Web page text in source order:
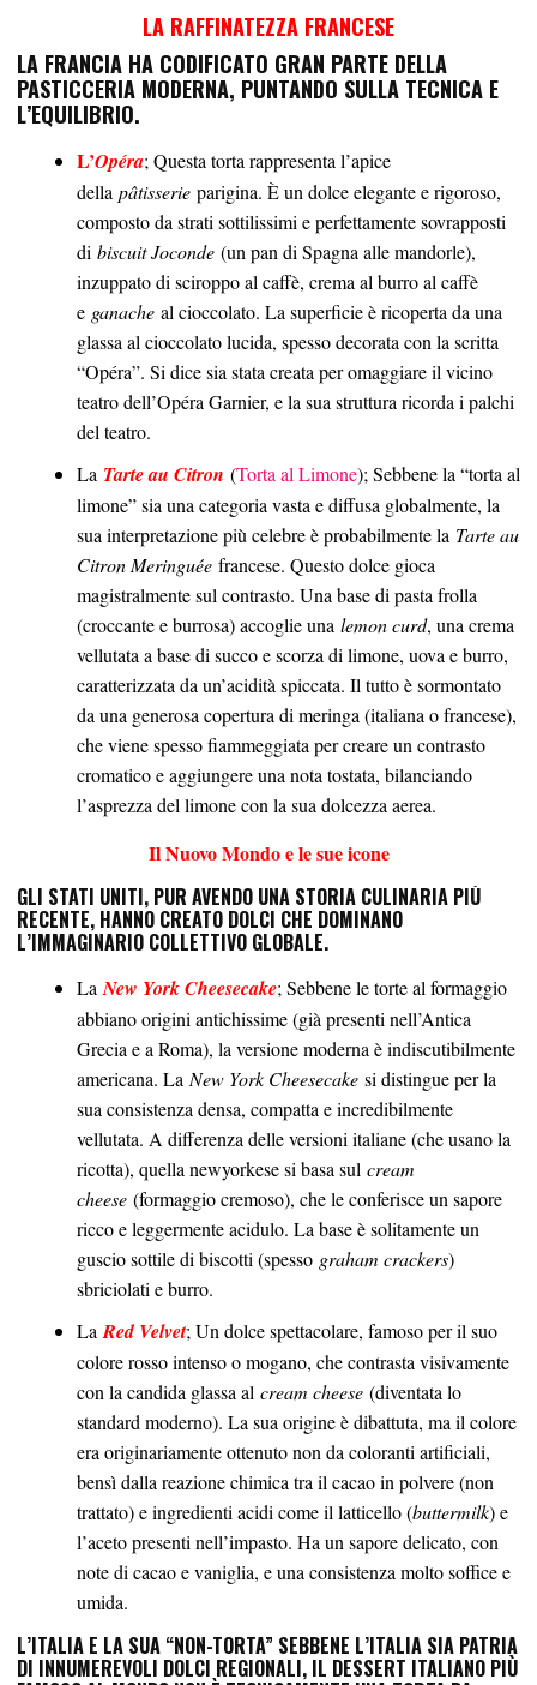
LA RAFFINATEZZA FRANCESE
LA FRANCIA HA CODIFICATO GRAN PARTE DELLA
PASTICCERIA MODERNA, PUNTANDO SULLA TECNICA E
L’EQUILIBRIO.
L’Opéra; Questa torta rappresenta l’apice
della pâtisserie parigina. È un dolce elegante e rigoroso,
composto da strati sottilissimi e perfettamente sovrapposti
di biscuit Joconde (un pan di Spagna alle mandorle),
inzuppato di sciroppo al caffè, crema al burro al caffè
e ganache al cioccolato. La superficie è ricoperta da una
glassa al cioccolato lucida, spesso decorata con la scritta
“Opéra”. Si dice sia stata creata per omaggiare il vicino
teatro dell’Opéra Garnier, e la sua struttura ricorda i palchi
del teatro.
La Tarte au Citron (Torta al Limone); Sebbene la “torta al
limone” sia una categoria vasta e diffusa globalmente, la
sua interpretazione più celebre è probabilmente la Tarte au
Citron Meringuée francese. Questo dolce gioca
magistralmente sul contrasto. Una base di pasta frolla
(croccante e burrosa) accoglie una lemon curd, una crema
vellutata a base di succo e scorza di limone, uova e burro,
caratterizzata da un’acidità spiccata. Il tutto è sormontato
da una generosa copertura di meringa (italiana o francese),
che viene spesso fiammeggiata per creare un contrasto
cromatico e aggiungere una nota tostata, bilanciando
l’asprezza del limone con la sua dolcezza aerea.
Il Nuovo Mondo e le sue icone
GLI STATI UNITI, PUR AVENDO UNA STORIA CULINARIA PIÙ
RECENTE, HANNO CREATO DOLCI CHE DOMINANO
L’IMMAGINARIO COLLETTIVO GLOBALE.
LaNew York Cheesecake; Sebbene le torte al formaggio
abbiano origini antichissime (già presenti nell’Antica
Grecia e a Roma), la versione moderna è indiscutibilmente
americana. LaNew York Cheesecake si distingue per la
sua consistenza densa, compatta e incredibilmente
vellutata. A differenza delle versioni italiane (che usano la
ricotta), quella newyorkese si basa sul cream
cheese (formaggio cremoso), che le conferisce un sapore
ricco e leggermente acidulo. La base è solitamente un
guscio sottile di biscotti (spesso graham crackers)
sbriciolati e burro.
LaRed Velvet; Un dolce spettacolare, famoso per il suo
colore rosso intenso o mogano, che contrasta visivamente
con la candida glassa al cream cheese (diventata lo
standard moderno). La sua origine è dibattuta, ma il colore
era originariamente ottenuto non da coloranti artificiali,
bensì dalla reazione chimica tra il cacao in polvere (non
trattato) e ingredienti acidi come il latticello (buttermilk) e
l’aceto presenti nell’impasto. Ha un sapore delicato, con
note di cacao e vaniglia, e una consistenza molto soffice e
umida.
L’ITALIA E LA SUA “NON-TORTA” SEBBENE L’ITALIA SIA PATRIA
DI INNUMEREVOLI DOLCI REGIONALI, IL DESSERT ITALIANO PIÙ